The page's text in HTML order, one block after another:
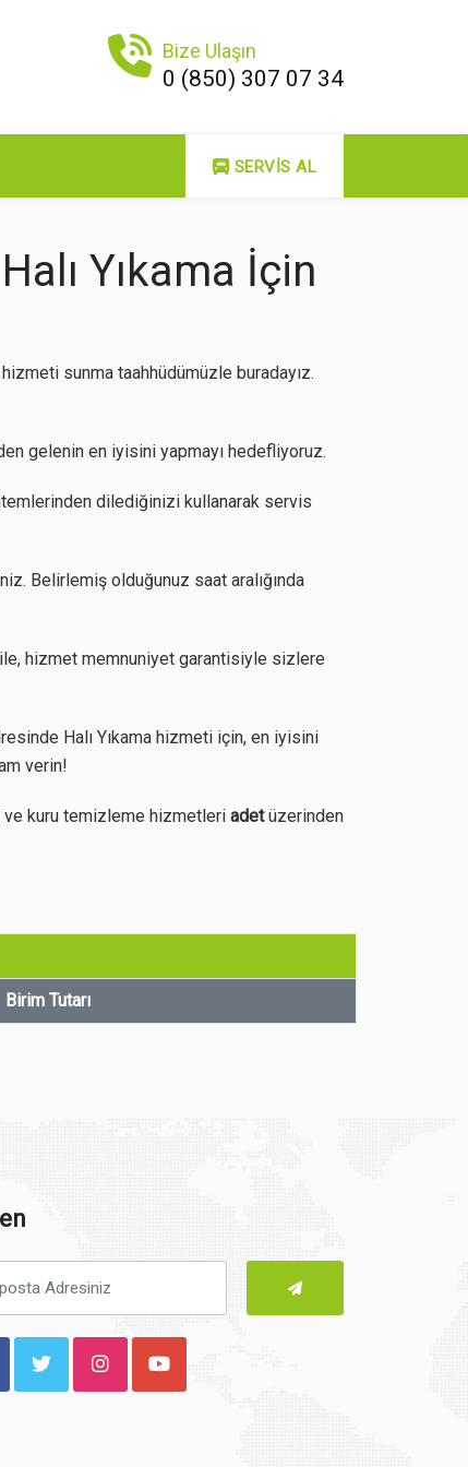
Bize Ulaşın
0 (850) 307 07 34
SERVIS AL
Yıkama İçin
sunma taahhüdümüzle buradayız.
gelenin en iyisini yapmayı hedefliyoruz.
dilediğinizi kullanarak servis
Belirlemiş olduğunuz saat aralığında
ile, hizmet memnuniyet garantisiyle sizlere
Halı Yıkama hizmeti için, en iyisini
verin!
ve kuru temizleme hizmetleri adetüzerinden
Birim Tutarı